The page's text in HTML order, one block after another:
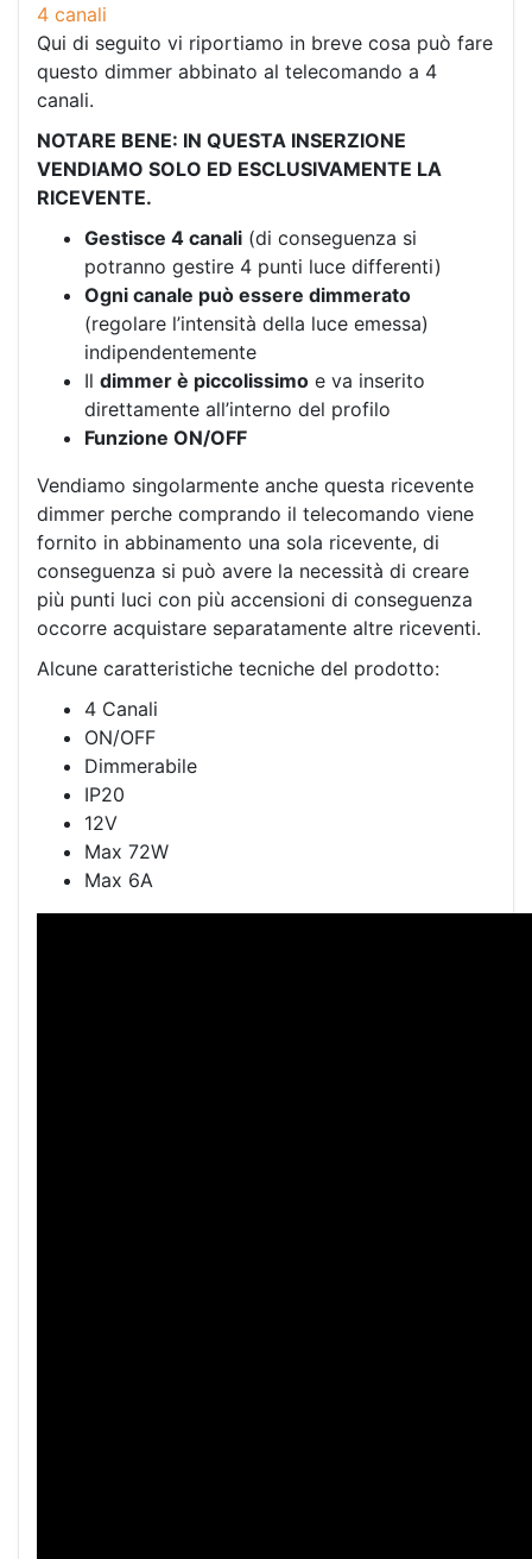
4 canali
Qui di seguito vi riportiamo in breve cosa può fare
questo dimmer abbinato al telecomando a 4
canali.
NOTARE BENE: IN QUESTA INSERZIONE
VENDIAMO SOLO ED ESCLUSIVAMENTE LA
RICEVENTE.
Gestisce 4 canali (di conseguenza si
potranno gestire 4 punti luce differenti)
Ogni canale può essere dimmerato
(regolare l’intensità della luce emessa)
indipendentemente
Il dimmer è piccolissimo e va inserito
direttamente all’interno del profilo
Funzione ON/OFF
Vendiamo singolarmente anche questa ricevente
dimmer perche comprando il telecomando viene
fornito in abbinamento una sola ricevente, di
conseguenza si può avere la necessità di creare
più punti luci con più accensioni di conseguenza
occorre acquistare separatamente altre riceventi.
Alcune caratteristiche tecniche del prodotto:
4 Canali
ON/OFF
Dimmerabile
IP20
12V
Max 72W
Max 6A